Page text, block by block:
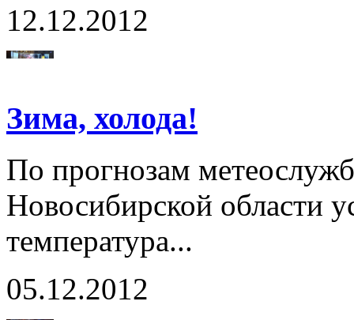
12.12.2012
Зима, холода!
По прогнозам
Новосибирской области
температура...
05.12.2012